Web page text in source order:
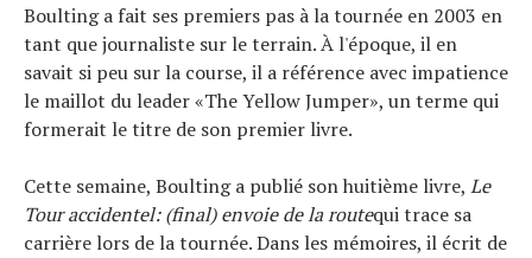
Boulting a fait ses premiers pas à la tournée en 2003 en
tant que journaliste sur le terrain. À l'époque, il en
savait si peu sur la course, il a référence avec impatience
le maillot du leader «The Yellow Jumper», un terme qui
formerait le titre de son premier livre.
Cette semaine, Boulting a publié son huitième livre, Le
Tour accidentel: (final) envoie de la routequi trace sa
carrière lors de la tournée. Dans les mémoires, il écrit de